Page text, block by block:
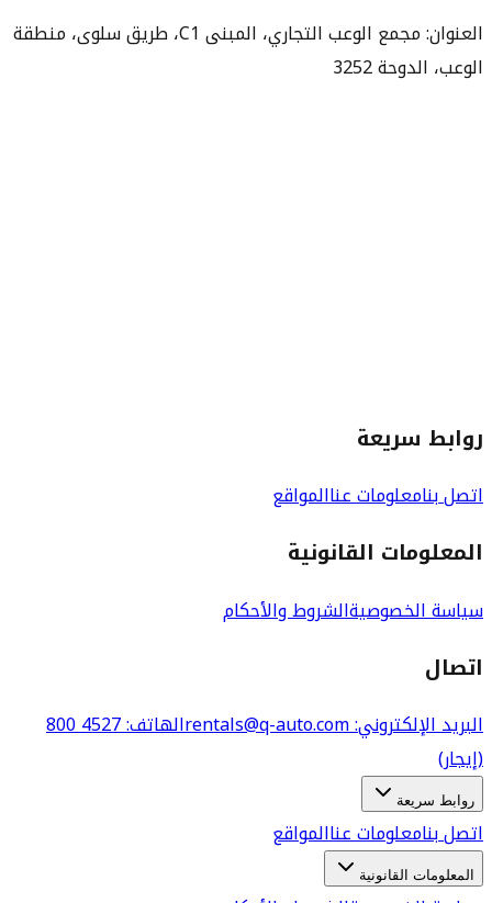
العنوان: مجمع الوعب التجاري، المبنى C1، طريق سلوى، منطقة
الوعب، الدوحة 3252
روابط سريعة
اتصل بنامعلومات عناالمواقع
المعلومات القانونية
سياسة الخصوصيةالشروط والأحكام
اتصال
البريد الإلكتروني: rentals@q-auto.com الهاتف:
800 4527
(إيجار)
روابط سريعة
اتصل بنامعلومات عناالمواقع
المعلومات القانونية